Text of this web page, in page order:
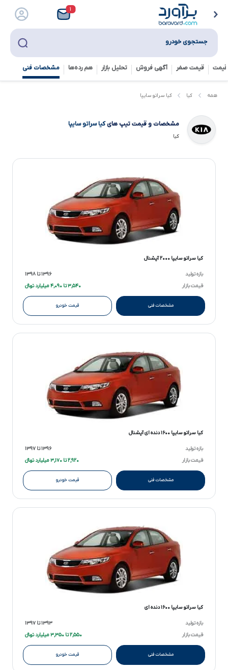
۱
جستجوی خودرو
قیمت صفر آگهی فروش تحلیل بازار هم رده‌ها‌ مشخصات فنی
همه کیا کیا سراتو سایپا
مشخصات و قیمت تیپ هایکیا سراتو سایپا
کیا
کیا سراتو سایپا ۲۰۰۰ آپشنال
بازه تولید
۱۳۹۶ تا ۱۳۹۸
قیمت بازار
۳,۵۴۰ تا ۴,۰۹۰ میلیارد تومانءءء
مشخصات فنی قیمت خودرو
کیا سراتو سایپا ۱۶۰۰ دنده ای آپشنال
بازه تولید
۱۳۹۶ تا ۱۳۹۷
قیمت بازار
۲,۹۲۰ تا ۳,۱۷۰ میلیارد تومانءءء
مشخصات فنی قیمت خودرو
کیا سراتو سایپا ۱۶۰۰ دنده ای
بازه تولید
۱۳۹۳ تا ۱۳۹۷
قیمت بازار
۲,۵۵۰ تا ۳,۳۵۰ میلیارد تومانءءء
مشخصات فنی قیمت خودرو